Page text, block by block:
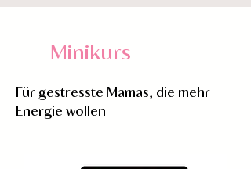
Minikurs
Für gestresste Mamas, die mehr
Energie wollen